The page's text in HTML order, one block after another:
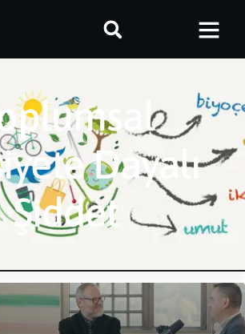
Dayalı
Şiddet